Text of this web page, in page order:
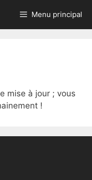
Menu principal
mise à jour ; vous
!